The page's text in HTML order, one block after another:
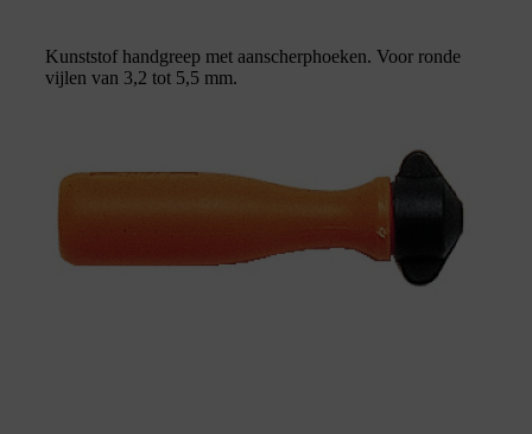
Kunststof handgreep met aanscherphoeken. Voor ronde
vijlen van 3,2 tot 5,5 mm.